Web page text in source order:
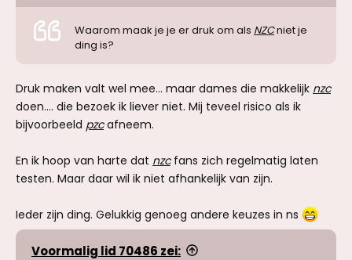
Waarom maak je je er druk om als NZCniet je
ding is?
Druk maken valt wel mee... maar dames die makkelijk nzc
doen.... die bezoek ik liever niet. Mij teveel risico als ik
bijvoorbeeld pzcafneem.
En ik hoop van harte dat nzcfans zich regelmatig laten
testen. Maar daar wil ik niet afhankelijk van zijn.
Ieder zijn ding. Gelukkig genoeg andere keuzes in ns
Voormalig lid 70486 zei: